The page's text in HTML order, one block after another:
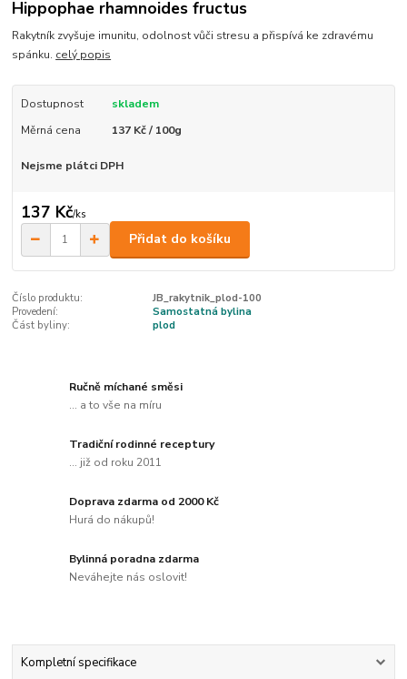
Hippophae rhamnoides fructus
Rakytník zvyšuje imunitu, odolnost vůči stresu a přispívá ke zdravému
spánku. celý popis
Dostupnost
skladem
Měrná cena
137 Kč / 100g
Nejsme plátci DPH
137 Kč/ks
Přidat do košíku
Číslo produktu:
JB_rakytnik_plod-100
Provedení:
Samostatná bylina
Část byliny:
plod
Ručně míchané směsi
... a to vše na míru
Tradiční rodinné receptury
... již od roku 2011
Doprava zdarma od 2000 Kč
Hurá do nákupů!
Bylinná poradna zdarma
Neváhejte nás oslovit!
Kompletní specifikace